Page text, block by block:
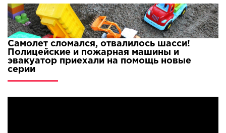
Самолет сломался, отвалилось шасси!
Полицейские и пожарная машины и
эвакуатор приехали на помощь новые
серии